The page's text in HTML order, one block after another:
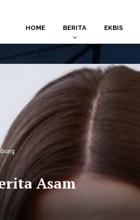
HOME BERITA EKBIS
Asam